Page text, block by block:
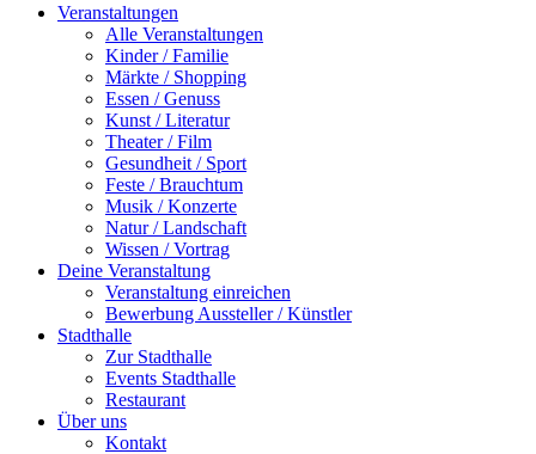
Veranstaltungen
Alle Veranstaltungen
Kinder / Familie
Märkte / Shopping
Essen / Genuss
Kunst / Literatur
Theater / Film
Gesundheit / Sport
Feste / Brauchtum
Musik / Konzerte
Natur / Landschaft
Wissen / Vortrag
Deine Veranstaltung
Veranstaltung einreichen
Bewerbung Aussteller / Künstler
Stadthalle
Zur Stadthalle
Events Stadthalle
Restaurant
Über uns
Kontakt